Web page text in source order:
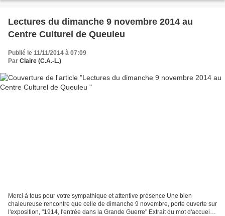
Lectures du dimanche 9 novembre 2014 au
Centre Culturel de Queuleu
Publié le 11/11/2014 à 07:09
Par Claire (C.A.-L.)
Merci à tous pour votre sympathique et attentive présence Une bien
chaleureuse rencontre que celle de dimanche 9 novembre, porte ouverte sur
l'exposition, "1914, l'entrée dans la Grande Guerre" Extrait du mot d'accueil